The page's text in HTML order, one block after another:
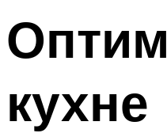
кухне